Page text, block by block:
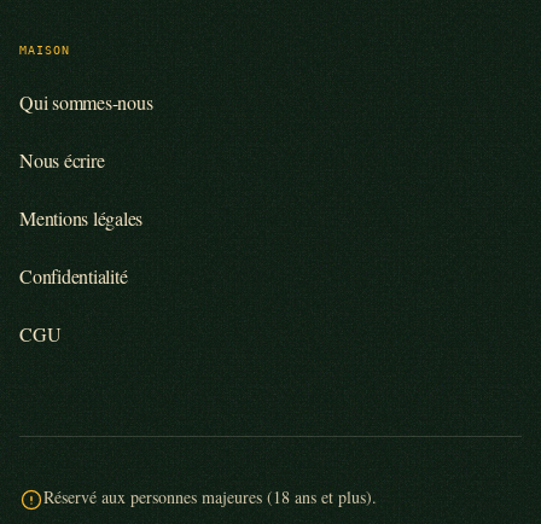
MAISON
Qui sommes-nous
Nous écrire
Mentions légales
Confidentialité
CGU
Réservé aux personnes majeures (18 ans et plus).